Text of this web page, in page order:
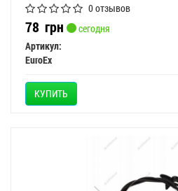
0 отзывов
78 грн
сегодня
Артикул:
EuroEx
КУПИТЬ